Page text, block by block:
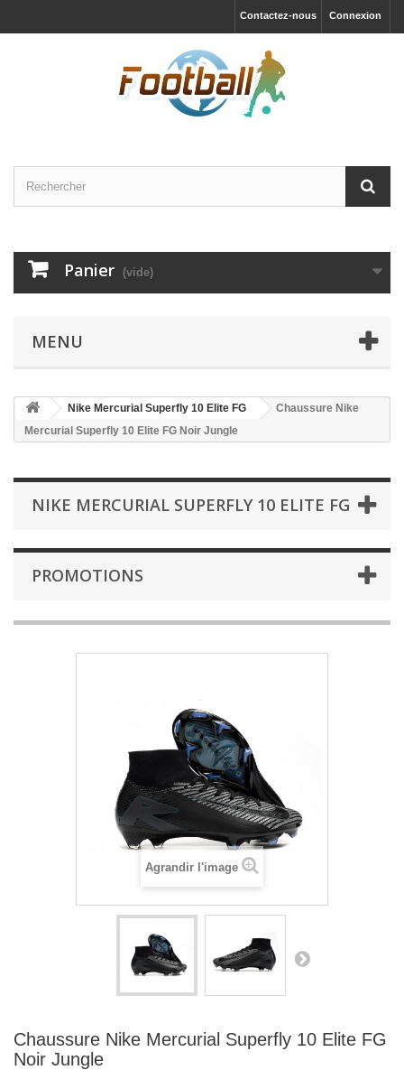
Connexion
Contactez-nous
Panier (vide)
MENU
Nike Mercurial Superfly 10 Elite FG
Chaussure Nike
Mercurial Superfly 10 Elite FG Noir Jungle
NIKE MERCURIAL SUPERFLY 10 ELITE FG
PROMOTIONS
Agrandir l'image
Chaussure Nike Mercurial Superfly 10 Elite FG
Noir Jungle